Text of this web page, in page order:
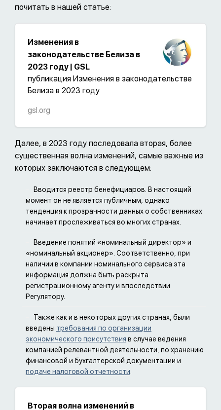
почитать в нашей статье:
Изменения в
законодательстве Белиза в
2023 году | GSL
публикация Изменения в законодательстве
Белиза в 2023 году
gsl.org
Далее, в 2023 году последовала вторая, более
существенная волна изменений, самые важные из
которых заключаются в следующем:
Вводится реестр бенефициаров. В настоящий
момент он не является публичным, однако
тенденция к прозрачности данных о собственниках
начинает прослеживаться во многих странах.
Введение понятий «номинальный директор» и
«номинальный акционер». Соответственно, при
наличии в компании номинального сервиса эта
информация должна быть раскрыта
регистрационному агенту и впоследствии
Регулятору.
Также как и в некоторых других странах, были
введены требования по организации
экономического присутствия в случае ведения
компанией релевантной деятельности, по хранению
финансовой и бухгалтерской документации и
подаче налоговой отчетности
Вторая волна изменений в